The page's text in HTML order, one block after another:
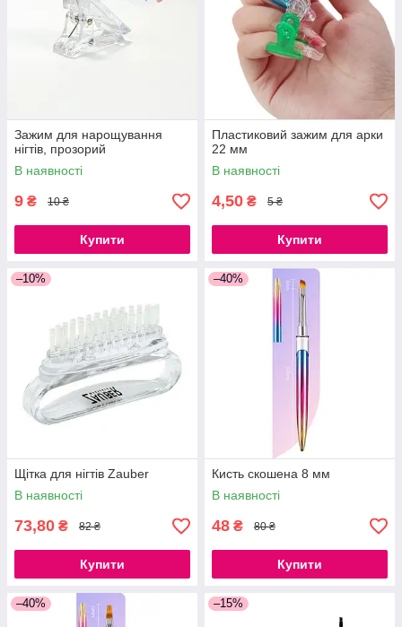
Зажим для нарощування
нігтів, прозорий
В наявності
9 ₴ 10 ₴
Купити
Пластиковий зажим для арки
22 мм
В наявності
4,50 ₴ 5 ₴
Купити
–10%
Щітка для нігтів Zauber
В наявності
73,80 ₴ 82 ₴
Купити
–40%
Кисть скошена 8 мм
В наявності
48 ₴ 80 ₴
Купити
–40% –15%